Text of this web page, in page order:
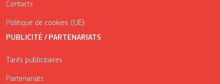
Contacts
Politique de cookies (UE)
PUBLICITÉ / PARTENARIATS
Tarifs publicitaires
Partenariats